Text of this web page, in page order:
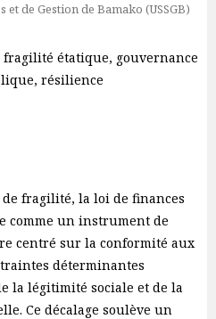
et de Gestion de Bamako (USSGB)
fragilité étatique, gouvernance
résilience
fragilité, la loi de finances
comme un instrument de
centré sur la conformité aux
déterminantes
la légitimité sociale et de la
Ce décalage soulève un